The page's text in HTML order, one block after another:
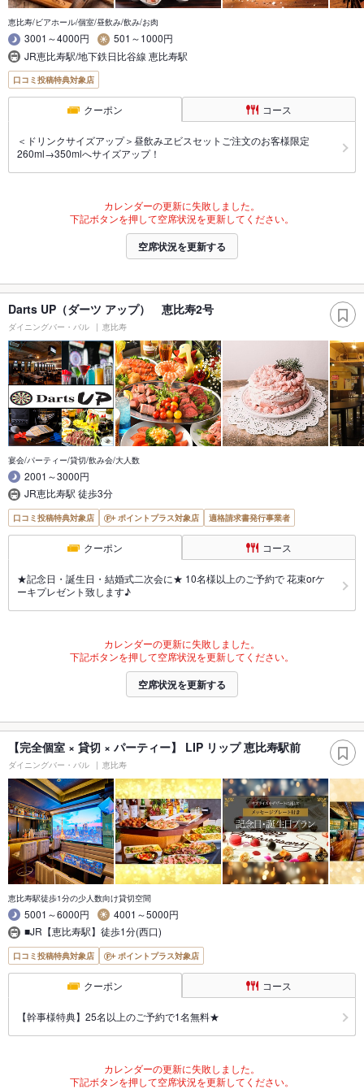
恵比寿/ビアホール/個室/昼飲み/飲み/お肉
3001～4000円
501～1000円
JR恵比寿駅/地下鉄日比谷線 恵比寿駅
口コミ投稿特典対象店
クーポン コース
＜ドリンクサイズアップ＞昼飲みヱビスセットご注文のお客様限定
260ml→350mlへサイズアップ！
カレンダーの更新に失敗しました。
下記ボタンを押して空席状況を更新してください。
空席状況を更新する
Darts UP（ダーツ アップ） 恵比寿2号
ダイニングバー・バル 恵比寿
宴会/パーティー/貸切/飲み会/大人数
2001～3000円
JR恵比寿駅 徒歩3分
口コミ投稿特典対象店 ポイントプラス対象店 適格請求書発行事業者
クーポン コース
★記念日・誕生日・結婚式二次会に★ 10名様以上のご予約で 花束orケ
ーキプレゼント致します♪
カレンダーの更新に失敗しました。
下記ボタンを押して空席状況を更新してください。
空席状況を更新する
【完全個室 × 貸切 × パーティー】 LIP リップ 恵比寿駅前
ダイニングバー・バル 恵比寿
恵比寿駅徒歩1分の少人数向け貸切空間
5001～6000円
4001～5000円
■JR【恵比寿駅】徒歩1分(西口)
口コミ投稿特典対象店 ポイントプラス対象店
クーポン コース
【幹事様特典】25名以上のご予約で1名無料★
カレンダーの更新に失敗しました。
下記ボタンを押して空席状況を更新してください。